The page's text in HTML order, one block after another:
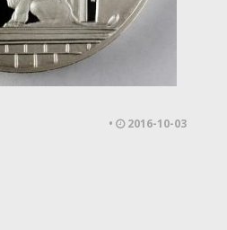
• 2016-10-03